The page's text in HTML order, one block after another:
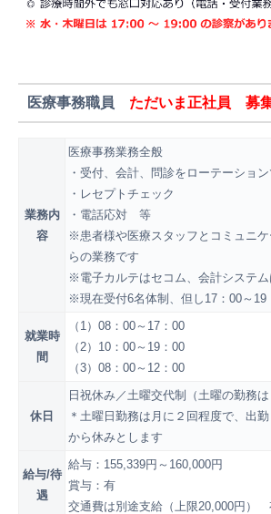
医療事務職員 ただいま正社員 募
業務内
容
医療事務業務全般
・受付、会計、問診をローテーショ
・レセプトチェック
・電話応対 等
※患者様や医療スタッフとコミュニ
らの業務です
※電子カルテはセコム、会計システム
※現在受付6名体制、但し17：00～19
就業時
間
（1）08：00～17：00
（2）10：00～19：00
（3）08：00～12：00
休日
日祝休み／土曜交代制（土曜の勤務は
＊土曜日勤務は月に２回程度で、出
から休みとします
給与/待
遇
給与：155,339円～160,000円
賞与：有
交通費は別途支給（上限20,000円）